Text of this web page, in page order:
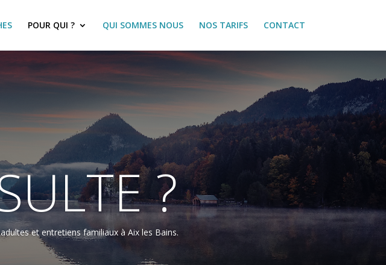
POUR QUI ? QUI SOMMES NOUS NOS TARIFS CONTACT
?
et entretiens familiaux à Aix les Bains.